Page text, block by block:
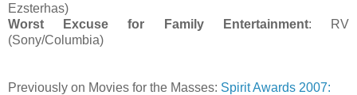
Ezsterhas)
Worst Excuse for Family Entertainment: RV
(Sony/Columbia)
Previously on Movies for the Masses: Spirit Awards 2007: